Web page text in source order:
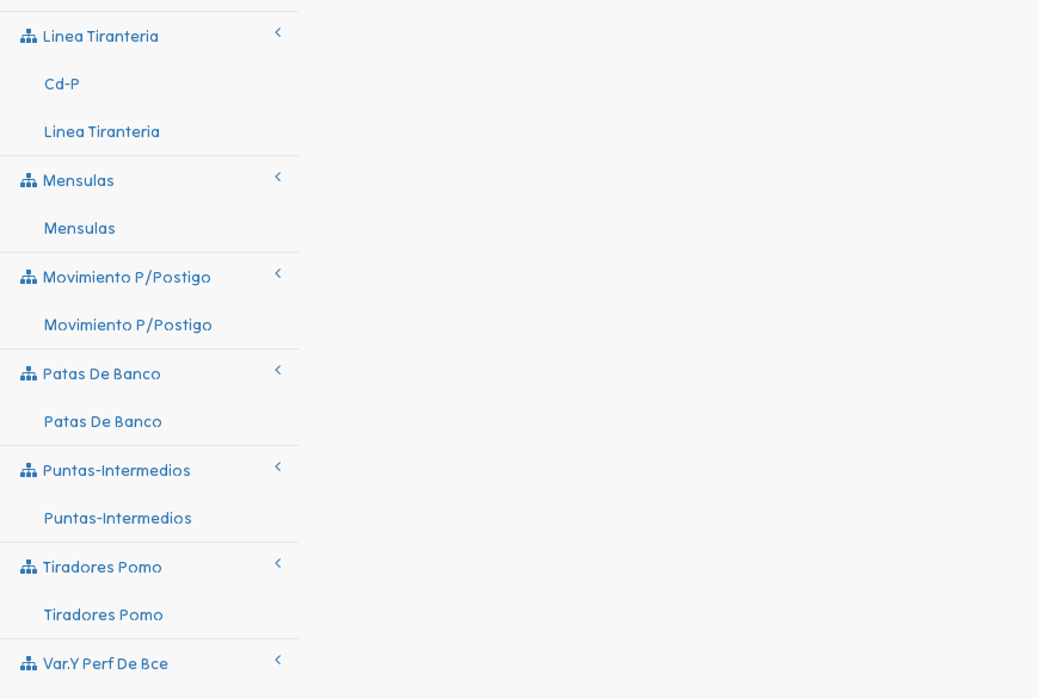
Linea Tiranteria
Cd-P
Linea Tiranteria
Mensulas
Mensulas
Movimiento P/postigo
Movimiento P/postigo
Patas De Banco
Patas De Banco
Puntas-Intermedios
Puntas-Intermedios
Tiradores Pomo
Tiradores Pomo
Var.y Perf De Bce